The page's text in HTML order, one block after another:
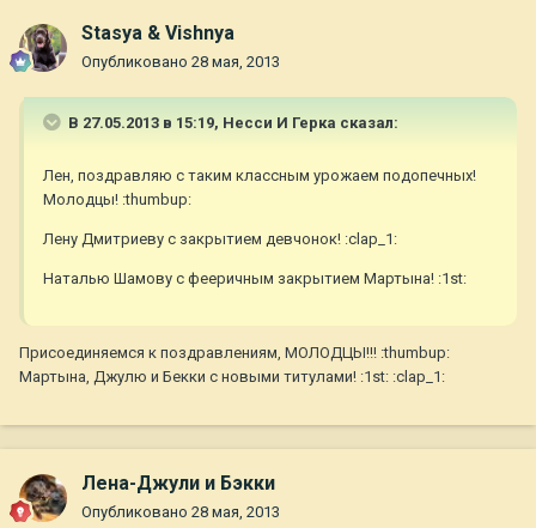
Stasya & Vishnya
Опубликовано 28 мая, 2013
В 27.05.2013 в 15:19, Несси И Герка сказал:
Лен, поздравляю с таким классным урожаем подопечных!
Молодцы! :thumbup:
Лену Дмитриеву с закрытием девчонок! :clap_1:
Наталью Шамову с фееричным закрытием Мартына! :1st:
Присоединяемся к поздравлениям, МОЛОДЦЫ!!! :thumbup:
Мартына, Джулю и Бекки с новыми титулами! :1st: :clap_1:
Лена-Джули и Бэкки
Опубликовано 28 мая, 2013